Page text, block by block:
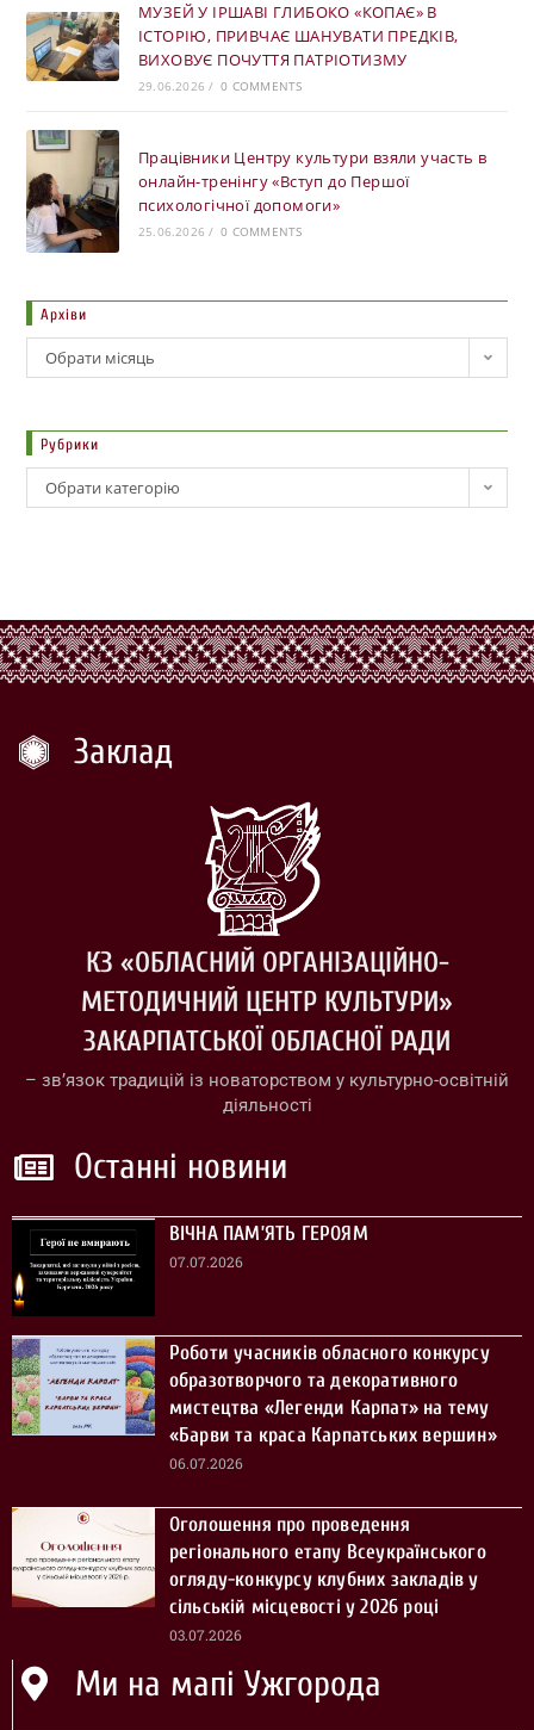
МУЗЕЙ У ІРШАВІ ГЛИБОКО «КОПАЄ» В
ІСТОРІЮ, ПРИВЧАЄ ШАНУВАТИ ПРЕДКІВ,
ВИХОВУЄ ПОЧУТТЯ ПАТРІОТИЗМУ
29.06.2026 / 0 COMMENTS
Працівники Центру культури взяли участь в
онлайн-тренінгу «Вступ до Першої
психологічної допомоги»
25.06.2026 / 0 COMMENTS
Архіви
Обрати місяць
Рубрики
Обрати категорію
Заклад
КЗ «ОБЛАСНИЙ ОРГАНІЗАЦІЙНО-
МЕТОДИЧНИЙ ЦЕНТР КУЛЬТУРИ»
ЗАКАРПАТСЬКОЇ ОБЛАСНОЇ РАДИ
– зв’язок традицій із новаторством у культурно-освітній
діяльності
Останні новини
ВІЧНА ПАМ’ЯТЬ ГЕРОЯМ
07.07.2026
Роботи учасників обласного конкурсу
образотворчого та декоративного
мистецтва «Легенди Карпат» на тему
«Барви та краса Карпатських вершин»
06.07.2026
Оголошення про проведення
регіонального етапу Всеукраїнського
огляду-конкурсу клубних закладів у
сільській місцевості у 2026 році
03.07.2026
Ми на мапі Ужгорода